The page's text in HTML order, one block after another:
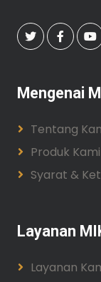
Mengenai
Tentang
Produk Kami
Syarat &
Layanan
Layanan